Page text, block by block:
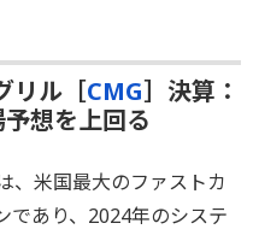
リル［CMG］決算：
想を上回る
、米国最大のファストカ
であり、2024年のシステ